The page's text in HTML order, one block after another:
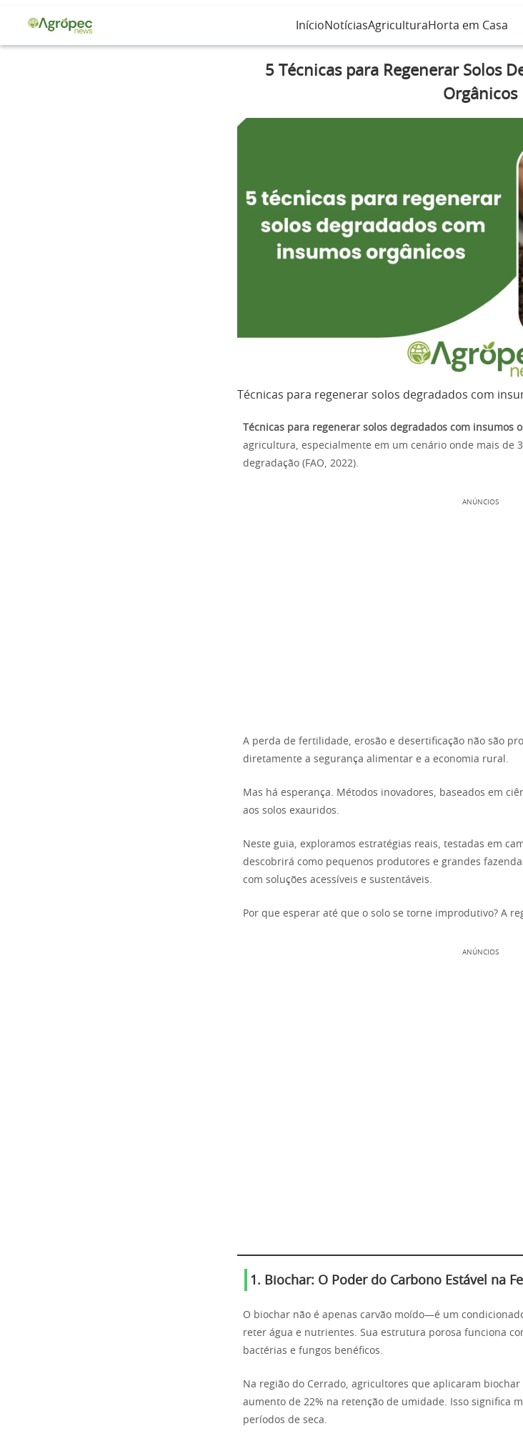
InícioNotíciasAgricultura Horta em Casa
5 Técnicas para Regenerar Solos
Orgânicos
Técnicas para regenerar solos degradados com
Técnicas para regenerar solos degradados com insumos
agricultura, especialmente em um cenário onde mais de
degradação (FAO, 2022).
ANÚNCIOS
A perda de fertilidade, erosão e desertificação não são
diretamente a segurança alimentar e a economia rural.
Mas há esperança. Métodos inovadores, baseados em
aos solos exauridos.
Neste guia, exploramos estratégias reais, testadas em
descobrirá como pequenos produtores e grandes
com soluções acessíveis e sustentáveis.
Por que esperar até que o solo se torne improdutivo? A
ANÚNCIOS
1. Biochar: O Poder do Carbono Estável na
O biochar não é apenas carvão moído—é um
reter água e nutrientes. Sua estrutura porosa funciona
bactérias e fungos benéficos.
Na região do Cerrado, agricultores que aplicaram
aumento de 22% na retenção de umidade. Isso significa
períodos de seca.